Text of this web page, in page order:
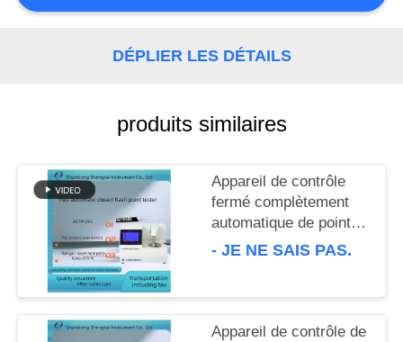
CITATION
PRIVACY
POLICY
DÉPLIER LES DÉTAILS
produits similaires
Appareil de contrôle
fermé complètement
automatique de point
d'inflammabilité
- JE NE SAIS PAS.
Appareil de contrôle de